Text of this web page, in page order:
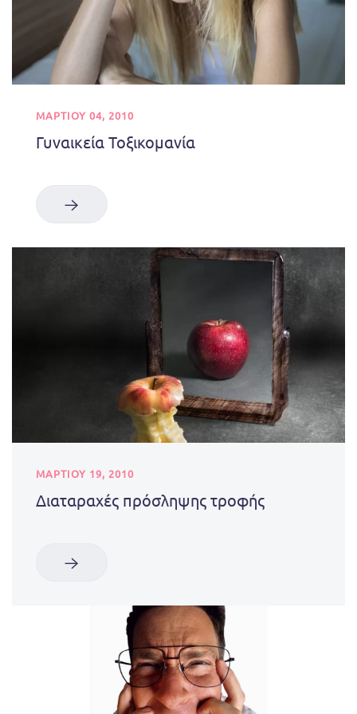
ΜΑΡΤΊΟΥ 04, 2010
Γυναικεία Τοξικομανία
ΜΑΡΤΊΟΥ 19, 2010
Διαταραχές πρόσληψης τροφής